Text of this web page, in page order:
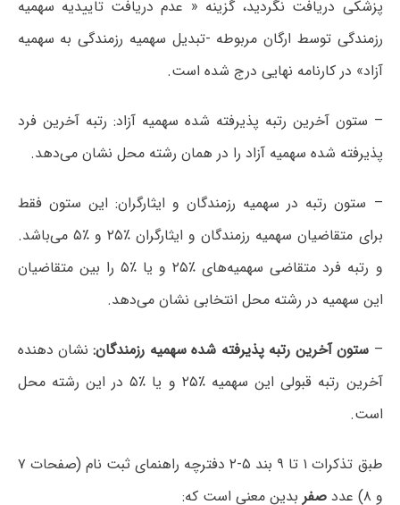
پزشکی دریافت نگردید، گزینه « عدم دریافت تاییدیه سهمیه
رزمندگی توسط ارگان مربوطه -تبدیل سهمیه رزمندگی به سهمیه
آزاد» در کارنامه نهایی درج شده است.
– ستون آخرین رتبه پذیرفته شده سهمیه آزاد: رتبه آخرین فرد
پذیرفته شده سهمیه آزاد را در همان رشته محل نشان می‌دهد.
– ستون رتبه در سهمیه رزمندگان و ایثارگران: این ستون فقط
برای متقاضیان سهمیه رزمندگان و ایثارگران ٪۲۵ و ٪۵ می‌باشد.
و رتبه فرد متقاضی سهمیه‌های ٪۲۵ و یا ٪۵ را بین متقاضیان
این سهمیه در رشته محل انتخابی نشان می‌دهد.
– ستون آخرین رتبه پذیرفته شده سهمیه رزمندگان:نشان دهنده
آخرین رتبه قبولی این سهمیه ٪۲۵ و یا ٪۵ در این رشته محل
است.
طبق تذکرات ۱ تا ۹ بند ۵-۲ دفترچه راهنمای ثبت نام (صفحات ۷
و ۸) عدد
صفر بدین معنی است که: